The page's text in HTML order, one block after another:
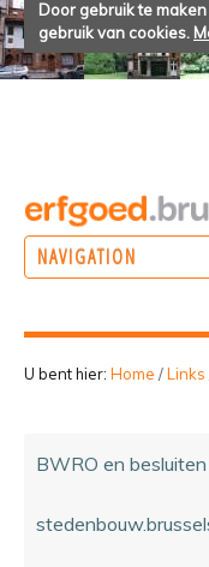
Door gebruik te
gebruik van cookies.
NAVIGATION
U bent hier: Home /Links
BWRO en besluiten